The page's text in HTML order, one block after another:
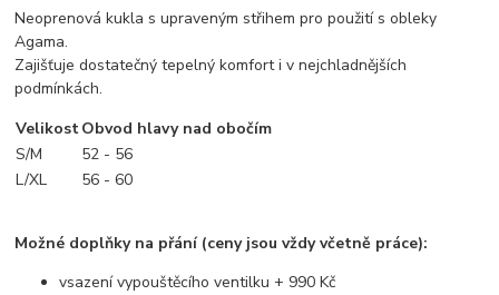
Neoprenová kukla s upraveným střihem pro použití s obleky
Agama.
Zajišťuje dostatečný tepelný komfort i v nejchladnějších
podmínkách.
VelikostObvod hlavy nad obočím
S/M
52 - 56
L/XL
56 - 60
Možné doplňky na přání (ceny jsou vždy včetně práce):
vsazení vypouštěcího ventilku + 990 Kč